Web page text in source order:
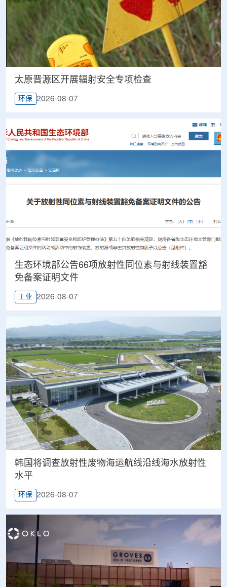
太原晋源区开展辐射安全专项检查
环保 2026-08-07
生态环境部公告66项放射性同位素与射线装置豁
免备案证明文件
工业 2026-08-07
韩国将调查放射性废物海运航线沿线海水放射性
水平
环保 2026-08-07